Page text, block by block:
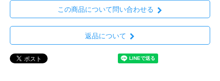
この商品について問い合わせる
返品について